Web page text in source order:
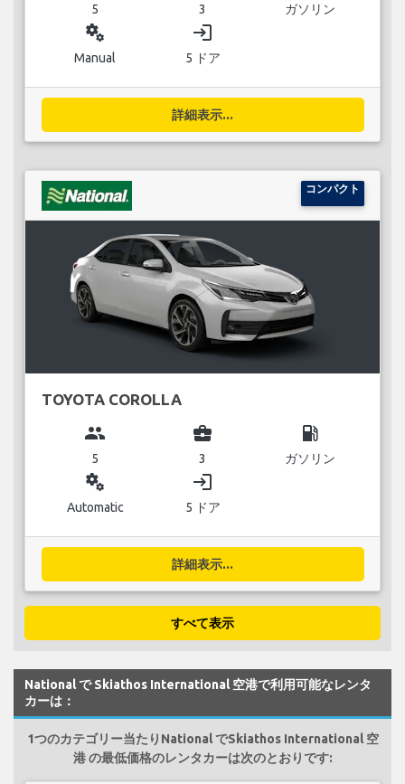
5 3 ガソリン
miscellaneous_services
Manual
login
5 ドア
詳細表示...
コンパクト
TOYOTA COROLLA
group
5
business_center
3
local_gas_station
ガソリン
miscellaneous_services
Automatic
login
5 ドア
詳細表示...
すべて表示
National で Skiathos International 空港で利用可能なレンタ
カーは：
1つのカテゴリー当たりNational でSkiathos International 空
港 の最低価格のレンタカーは次のとおりです: